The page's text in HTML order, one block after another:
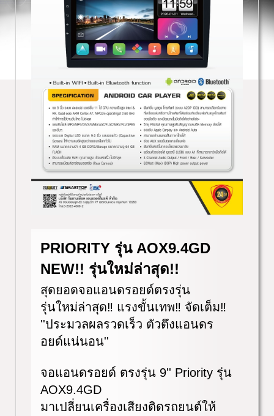
PRIORITY รุ่น AOX9.4GD
NEW!! รุ่นใหม่ล่าสุด!!
สุดยอดจอแอนดรอยด์ตรงรุ่น
รุ่นใหม่ล่าสุด‼️ แรงขั้นเทพ‼️ จัดเต็ม‼️
''ประมวลผลรวดเร็ว ตัวตึงแอนดร
อยด์แน่นอน''
จอแอนดรอยด์ ตรงรุ่น 9'' Priority รุ่น
AOX9.4GD
มาเปลี่ยนเครื่องเสียงติดรถยนต์ให้